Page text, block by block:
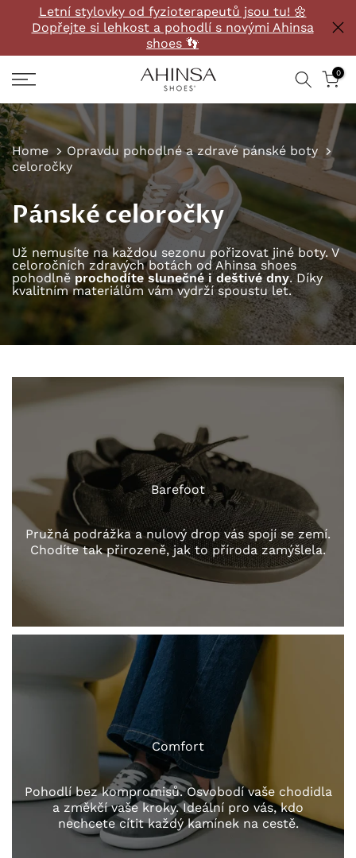
Přeskočit
Letní stylovky od fyzioterapeutů jsou tu! 🌼
Dopřejte si lehkost a pohodlí s novými Ahinsa
shoes 👣
0
Home
Opravdu pohodlné a zdravé pánské boty
celoročky
Pánské celoročky
Už nemusíte na každou sezonu pořizovat jiné boty. V
celoročních zdravých botách od Ahinsa shoes
pohodlně prochodíte slunečné i deštivé dny. Díky
kvalitním materiálům vám vydrží spoustu let.
Barefoot
Pružná podrážka a nulový drop vás spojí se zemí.
Chodíte tak přirozeně, jak to příroda zamýšlela.
Comfort
Pohodlí bez kompromisů. Osvobodí vaše chodidla
a změkčí vaše kroky. Ideální pro vás, kdo
nechcete cítit každý kamínek na cestě.